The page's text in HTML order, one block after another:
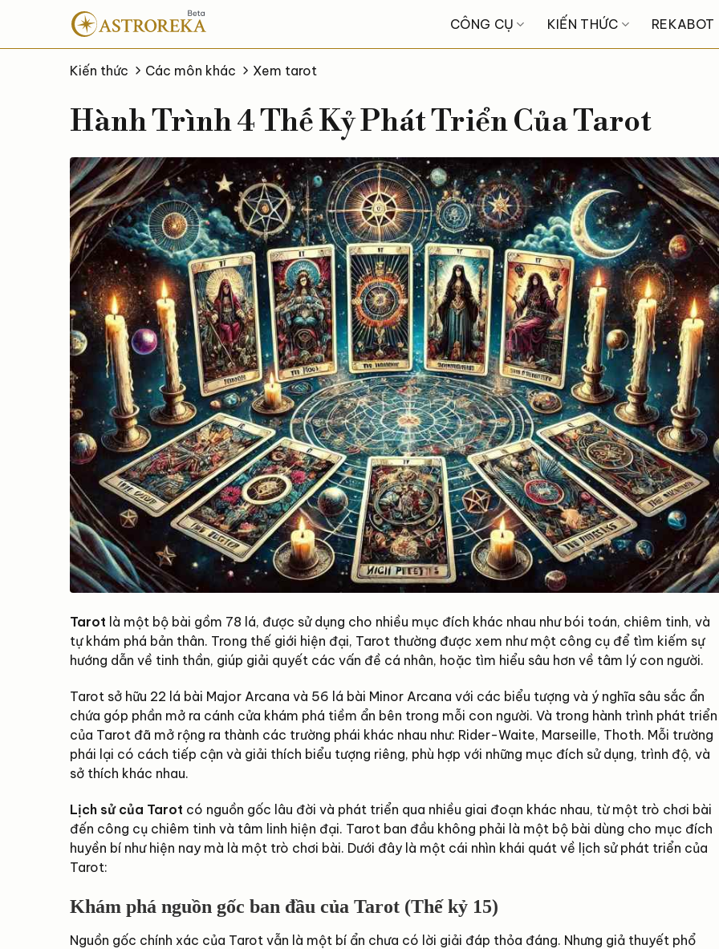
nội
CÔNG CỤ KIẾN THỨC REKABOT
Kiến thức Các môn khác Xem tarot
Hành Trình 4 Thế Kỷ Phát Triển Của Tarot
Tarot là một bộ bài gồm 78 lá, được sử dụng cho nhiều mục đích khác nhau như bói toán, chiêm tinh, và
tự khám phá bản thân. Trong thế giới hiện đại, Tarot thường được xem như một công cụ để tìm kiếm sự
hướng dẫn về tinh thần, giúp giải quyết các vấn đề cá nhân, hoặc tìm hiểu sâu hơn về tâm lý con người.
Tarot sở hữu 22 lá bài Major Arcana và 56 lá bài Minor Arcana với các biểu tượng và ý nghĩa sâu sắc ẩn
chứa góp phần mở ra cánh cửa khám phá tiềm ẩn bên trong mỗi con người. Và trong hành trình phát triển
của Tarot đã mở rộng ra thành các trường phái khác nhau như: Rider-Waite, Marseille, Thoth. Mỗi trường
phái lại có cách tiếp cận và giải thích biểu tượng riêng, phù hợp với những mục đích sử dụng, trình độ, và
sở thích khác nhau.
Lịch sử của Tarot có nguồn gốc lâu đời và phát triển qua nhiều giai đoạn khác nhau, từ một trò chơi bài
đến công cụ chiêm tinh và tâm linh hiện đại. Tarot ban đầu không phải là một bộ bài dùng cho mục đích
huyền bí như hiện nay mà là một trò chơi bài. Dưới đây là một cái nhìn khái quát về lịch sử phát triển của
Tarot:
Khám phá nguồn gốc ban đầu của Tarot (Thế kỷ 15)
Nguồn gốc chính xác của Tarot vẫn là một bí ẩn chưa có lời giải đáp thỏa đáng. Nhưng giả thuyết phổ